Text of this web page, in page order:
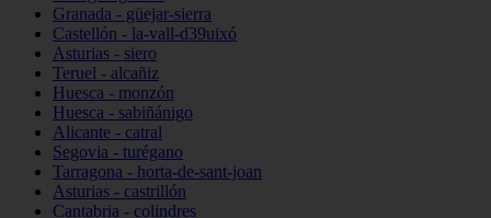
Granada - güejar-sierra
Castellón - la-vall-d39uixó
Asturias - siero
Teruel - alcañiz
Huesca - monzón
Huesca - sabiñánigo
Alicante - catral
Segovia - turégano
Tarragona - horta-de-sant-joan
Asturias - castrillón
Cantabria - colindres